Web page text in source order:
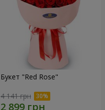
Букет "Red Rose"
4 141 грн